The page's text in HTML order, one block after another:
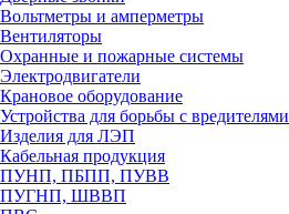
Вольтметры и амперметры
Вентиляторы
Охранные и пожарные системы
Электродвигатели
Крановое оборудование
Устройства для борьбы с вредителями
Изделия для ЛЭП
Кабельная продукция
ПУНП, ПБПП, ПУВВ
ПУГНП, ШВВП